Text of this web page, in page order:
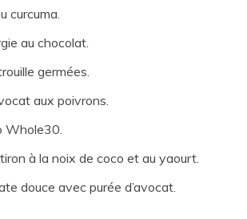
curcuma.
au chocolat.
germées.
aux poivrons.
Whole30.
à la noix de coco et au yaourt.
douce avec purée d’avocat.